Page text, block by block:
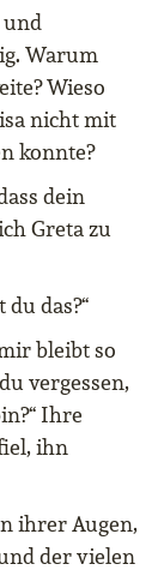
und
Warum
Wieso
nicht mit
konnte?
dein
Greta zu
das?“
bleibt so
vergessen,
Ihre
ihn
ihrer Augen,
der vielen